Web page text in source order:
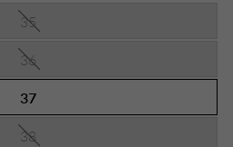
35
36
37
38